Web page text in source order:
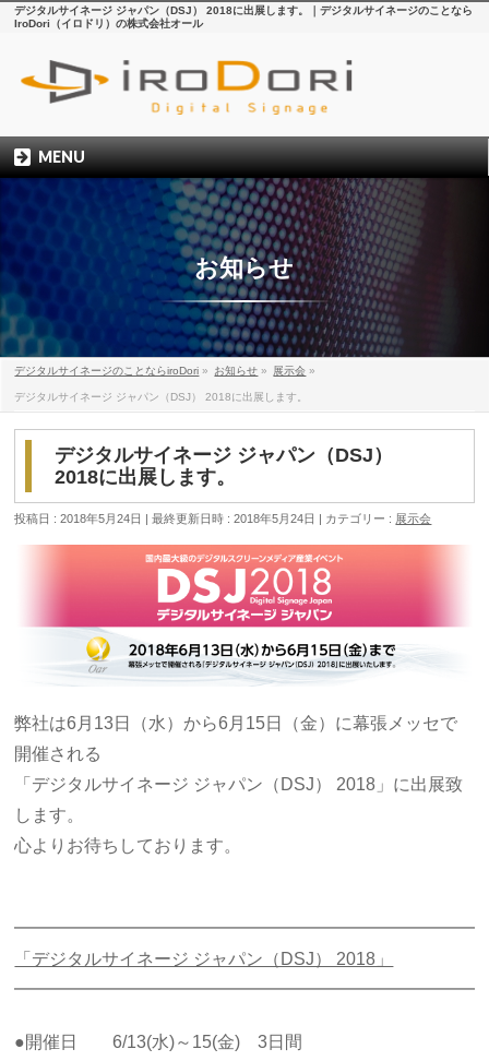
デジタルサイネージ ジャパン（DSJ） 2018に出展します。｜デジタルサイネージのことなら
IroDori（イロドリ）の株式会社オール
MENU
お知らせ
デジタルサイネージのことならiroDori » お知らせ » 展示会 »
デジタルサイネージ ジャパン（DSJ） 2018に出展します。
デジタルサイネージ ジャパン（DSJ）
2018に出展します。
投稿日 : 2018年5月24日 最終更新日時 : 2018年5月24日 カテゴリー : 展示会
弊社は6月13日（水）から6月15日（金）に幕張メッセで
開催される
「デジタルサイネージ ジャパン（DSJ） 2018」に出展致
します。
心よりお待ちしております。
「デジタルサイネージ ジャパン（DSJ） 2018」
●開催日 6/13(水)～15(金) 3日間